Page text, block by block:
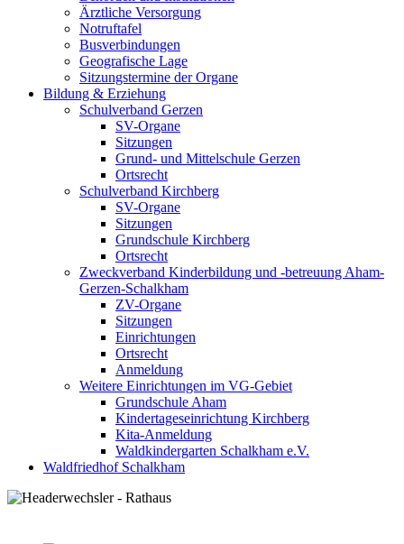
Ärztliche Versorgung
Notruftafel
Busverbindungen
Geografische Lage
Sitzungstermine der Organe
Bildung & Erziehung
Schulverband Gerzen
SV-Organe
Sitzungen
Grund- und Mittelschule Gerzen
Ortsrecht
Schulverband Kirchberg
SV-Organe
Sitzungen
Grundschule Kirchberg
Ortsrecht
Zweckverband Kinderbildung und -betreuung Aham-
Gerzen-Schalkham
ZV-Organe
Sitzungen
Einrichtungen
Ortsrecht
Anmeldung
Weitere Einrichtungen im VG-Gebiet
Grundschule Aham
Kindertageseinrichtung Kirchberg
Kita-Anmeldung
Waldkindergarten Schalkham e.V.
Waldfriedhof Schalkham